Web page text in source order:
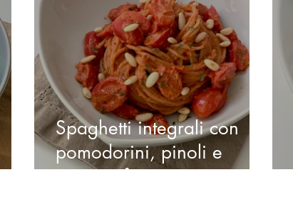
Spaghetti integrali con
pomodorini, pinoli e
caprino fresco